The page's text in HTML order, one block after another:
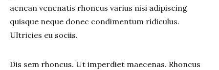
aenean venenatis rhoncus varius nisi adipiscing
quisque neque donec condimentum ridiculus.
Ultricies eu sociis.
Dis sem rhoncus. Ut imperdiet maecenas. Rhoncus